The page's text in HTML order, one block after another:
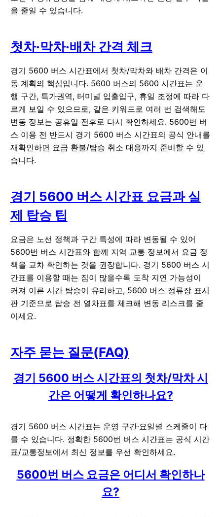
을 줄일 수 있습니다.
첫차·막차·배차 간격 체크
경기 5600 버스 시간표에서 첫차/막차와 배차 간격은 이
동 계획의 핵심입니다. 5600 버스의 5600 시간표는 운
행 구간, 특가권역, 터미널 입출입구, 휴일 조정에 따라 다
르게 보일 수 있으므로, 같은 키워드로 여러 번 검색해도
변동 정보는 공휴일 전후로 다시 확인하세요. 5600번 버
스 이용 전 반드시 경기 5600 버스 시간표의 공식 안내를
재확인하면 요금 환불/탑승 취소 대응까지 준비할 수 있
습니다.
경기 5600 버스 시간표 요금과 실
제 탑승 팁
요금은 노선 정책과 구간 특성에 따라 변동될 수 있어
5600번 버스 시간표와 함께 지역 교통 정보에서 요금 정
책을 교차 확인하는 것을 권장합니다. 경기 5600 버스 시
간표를 이용할 때는 짐이 많을수록 도착 지연 가능성이
커져 이른 시간 탑승이 유리하고, 5600 버스 정류장 표시
판 기준으로 탑승 전 열차표를 체크해 변동 리스크를 줄
이세요.
자주 묻는 질문(FAQ)
경기 5600 버스 시간표의 첫차/막차 시
간은 어떻게 확인하나요?
경기 5600 버스 시간표는 운영 구간·요일별 스케줄이 다
를 수 있습니다. 정확한 5600번 버스 시간표는 공식 시간
표/교통정보에서 최신 정보를 우선 확인하세요.
5600번 버스 요금은 어디서 확인하나
요?